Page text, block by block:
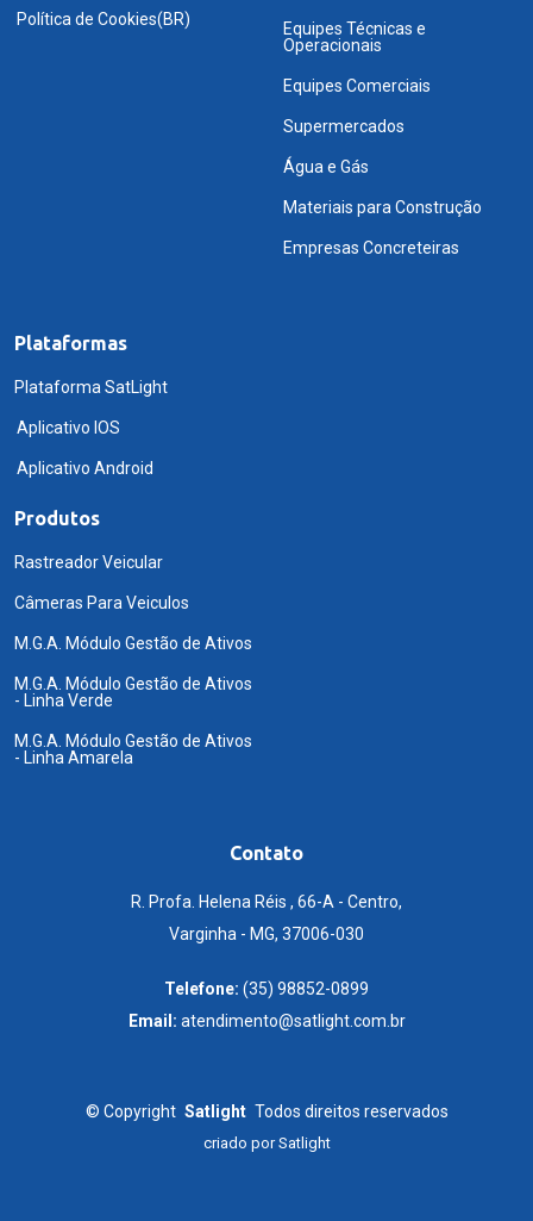
Política de Cookies(BR)
Equipes Técnicas e
Operacionais
Equipes Comerciais
Supermercados
Água e Gás
Materiais para Construção
Empresas Concreteiras
Plataformas
Plataforma SatLight
Aplicativo IOS
Aplicativo Android
Produtos
Rastreador Veicular
Câmeras Para Veiculos
M.G.A. Módulo Gestão de Ativos
M.G.A. Módulo Gestão de Ativos
- Linha Verde
M.G.A. Módulo Gestão de Ativos
- Linha Amarela
Contato
R. Profa. Helena Réis , 66-A - Centro,
Varginha - MG, 37006-030
Telefone: (35) 98852-0899
Email: atendimento@satlight.com.br
© Copyright Satlight Todos direitos reservados
criado porSatlight